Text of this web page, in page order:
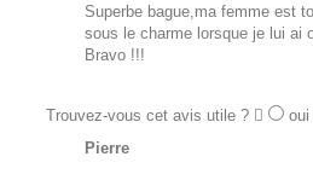
Superbe bague,ma femme est
sous le charme lorsque je lui ai
Bravo !!!
Trouvez-vous cet avis utile ? oui
Pierre